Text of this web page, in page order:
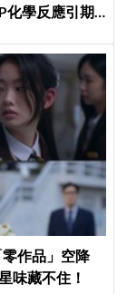
化學反應引期
作品」空降
味藏不住！